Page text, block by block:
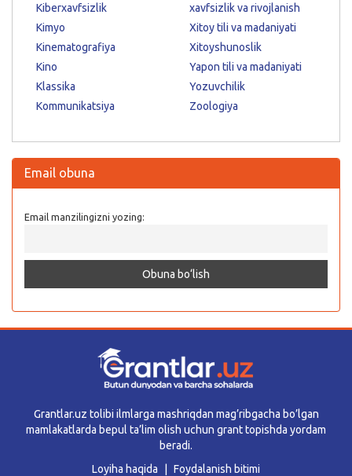
Kiberxavfsizlik
Kimyo
Kinematografiya
Kino
Klassika
Kommunikatsiya
xavfsizlik va rivojlanish
Xitoy tili va madaniyati
Xitoyshunoslik
Yapon tili va madaniyati
Yozuvchilik
Zoologiya
Email obuna
Email manzilingizni yozing:
Grantlar.uz tolibi ilmlarga mashriqdan mag’ribgacha bo’lgan
mamlakatlarda bepul ta’lim olish uchun grant topishda yordam
beradi.
Loyiha haqida
Foydalanish bitimi